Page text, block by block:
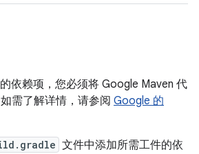
依赖项，您必须将 Google Maven 代
需了解详情，请参阅 Google 的
文件中添加所需工件的依